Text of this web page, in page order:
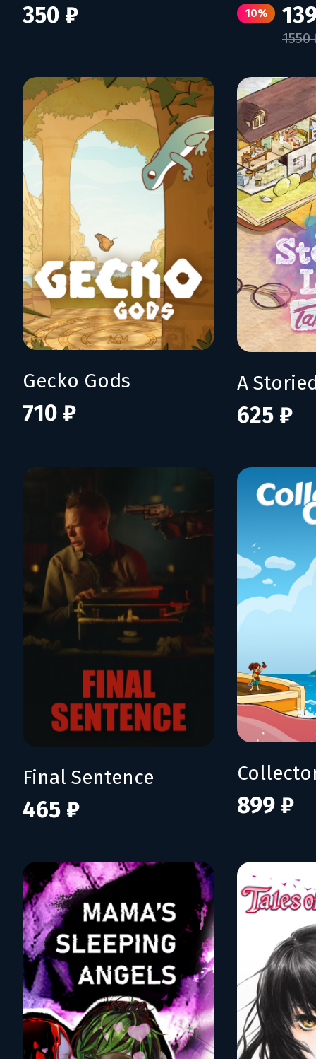
350 ₽ 10%
1550
Gecko Gods
710 ₽ 625 ₽
Final Sentence
465 ₽ 899 ₽